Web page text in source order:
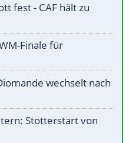
fest - CAF hält zu
Finale für
wechselt nach
Stotterstart von